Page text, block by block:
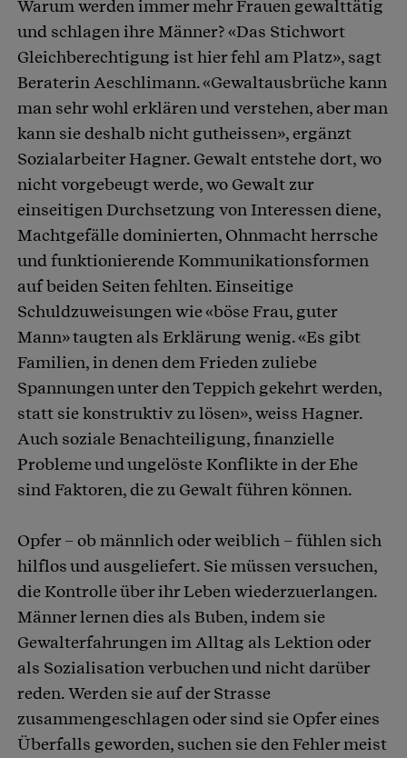
Warum werden immer mehr Frauen gewalttätig
und schlagen ihre Männer? «Das Stichwort
Gleichberechtigung ist hier fehl am Platz», sagt
Beraterin Aeschlimann. «Gewaltausbrüche kann
man sehr wohl erklären und verstehen, aber man
kann sie deshalb nicht gutheissen», ergänzt
Sozialarbeiter Hagner. Gewalt entstehe dort, wo
nicht vorgebeugt werde, wo Gewalt zur
einseitigen Durchsetzung von Interessen diene,
Machtgefälle dominierten, Ohnmacht herrsche
und funktionierende Kommunikationsformen
auf beiden Seiten fehlten. Einseitige
Schuldzuweisungen wie «böse Frau, guter
Mann» taugten als Erklärung wenig. «Es gibt
Familien, in denen dem Frieden zuliebe
Spannungen unter den Teppich gekehrt werden,
statt sie konstruktiv zu lösen», weiss Hagner.
Auch soziale Benachteiligung, finanzielle
Probleme und ungelöste Konflikte in der Ehe
sind Faktoren, die zu Gewalt führen können.
Opfer – ob männlich oder weiblich – fühlen sich
hilflos und ausgeliefert. Sie müssen versuchen,
die Kontrolle über ihr Leben wiederzuerlangen.
Männer lernen dies als Buben, indem sie
Gewalterfahrungen im Alltag als Lektion oder
als Sozialisation verbuchen und nicht darüber
reden. Werden sie auf der Strasse
zusammengeschlagen oder sind sie Opfer eines
Überfalls geworden, suchen sie den Fehler meist